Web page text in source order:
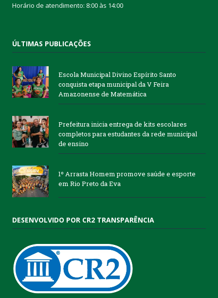
Horário de atendimento: 8:00 às 14:00
ÚLTIMAS PUBLICAÇÕES
Escola Municipal Divino Espírito Santo
conquista etapa municipal da V Feira
Amazonense de Matemática
Prefeitura inicia entrega de kits escolares
completos para estudantes da rede municipal
de ensino
1º Arrasta Homem promove saúde e esporte
em Rio Preto da Eva
DESENVOLVIDO POR CR2 TRANSPARÊNCIA